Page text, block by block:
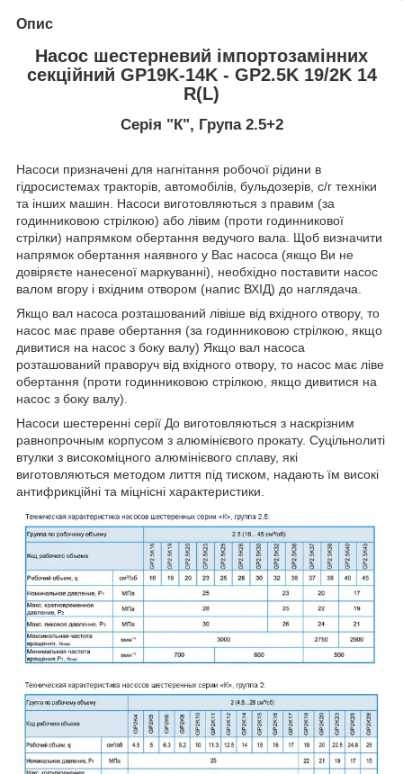
Опис
Насос шестерневий імпортозамінних
секційний GP19K-14K - GP2.5K 19/2K 14
R(L)
Серія "К", Група 2.5+2
Насоси призначені для нагнітання робочої рідини в
гідросистемах тракторів, автомобілів, бульдозерів, с/г техніки
та інших машин. Насоси виготовляються з правим (за
годинниковою стрілкою) або лівим (проти годинникової
стрілки) напрямком обертання ведучого вала. Щоб визначити
напрямок обертання наявного у Вас насоса (якщо Ви не
довіряєте нанесеної маркуванні), необхідно поставити насос
валом вгору і вхідним отвором (напис ВХІД) до наглядача.
Якщо вал насоса розташований лівіше від вхідного отвору, то
насос має праве обертання (за годинниковою стрілкою, якщо
дивитися на насос з боку валу) Якщо вал насоса
розташований праворуч від вхідного отвору, то насос має ліве
обертання (проти годинниковою стрілкою, якщо дивитися на
насос з боку валу).
Насоси шестеренні серії До виготовляються з наскрізним
равнопрочным корпусом з алюмінієвого прокату. Суцільнолиті
втулки з високоміцного алюмінієвого сплаву, які
виготовляються методом лиття під тиском, надають їм високі
антифрикційні та міцнісні характеристики.